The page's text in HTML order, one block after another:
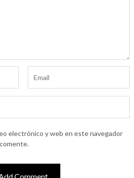
electrónico y web en este navegador